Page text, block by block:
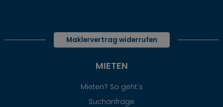
Maklervertrag widerrufen
MIETEN
Mieten? So geht's
Suchanfrage